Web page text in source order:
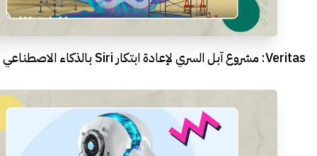
Veritas: مشروع آبل السري لإعادة ابتكار Siri بالذكاء الاصطناعي